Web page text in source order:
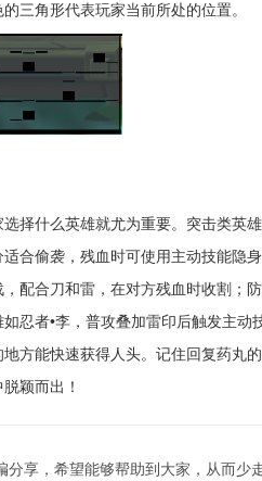
三角形代表玩家当前所处的位置。
择什么英雄就尤为重要。突击类英
合偷袭，残血时可使用主动技能隐
配合刀和雷，在对方残血时收割；
忍者•李，普攻叠加雷印后触发主动
方能快速获得人头。记住回复药丸
颖而出！
分享，希望能够帮助到大家，从而少